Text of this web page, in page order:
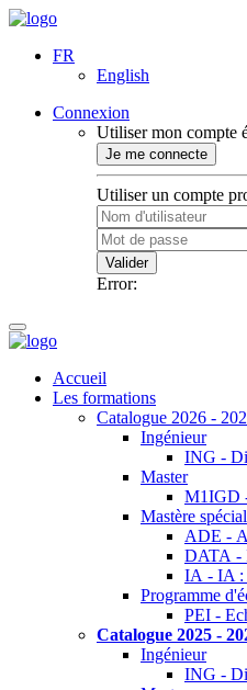
FR
English
Connexion
Utiliser mon compte
Je me connecte
Utiliser un compte
Valider
Error:
Accueil
Les formations
Catalogue 2026 -
Ingénieur
ING -
Master
M1IGD
Mastère
ADE -
DATA -
IA - IA :
Programme
PEI -
Catalogue 2025 -
Ingénieur
ING -